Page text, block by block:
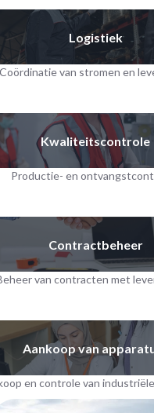
Logistiek
Coördinatie van stromen en
Kwaliteitscontrole
Productie- en
Contractbeheer
van contracten met
Aankoop van
en controle van